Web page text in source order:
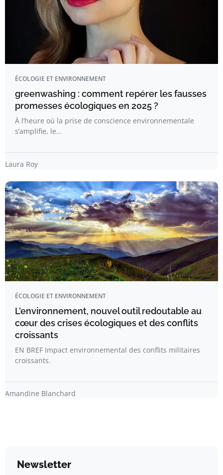
ÉCOLOGIE ET ENVIRONNEMENT
greenwashing : comment repérer les fausses
promesses écologiques en 2025 ?
À l’heure où la prise de conscience environnementale
s’amplifie, le…
Laura Roy
ÉCOLOGIE ET ENVIRONNEMENT
L’environnement, nouvel outil redoutable au
cœur des crises écologiques et des conflits
croissants
EN BREF Impact environnemental des conflits militaires
croissants.
Amandine Blanchard
Newsletter